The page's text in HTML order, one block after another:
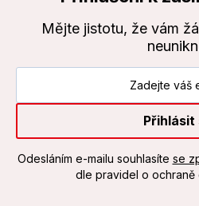
Mějte jistotu, že vám
Přihlásit
Odesláním e-mailu souhlasíte se
dle pravidel o ochraně